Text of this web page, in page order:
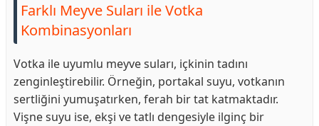
Farklı Meyve Suları ile Votka
Kombinasyonları
Votka ile uyumlu meyve suları, içkinin tadını
zenginleştirebilir. Örneğin, portakal suyu, votkanın
sertliğini yumuşatırken, ferah bir tat katmaktadır.
Vişne suyu ise, ekşi ve tatlı dengesiyle ilginç bir